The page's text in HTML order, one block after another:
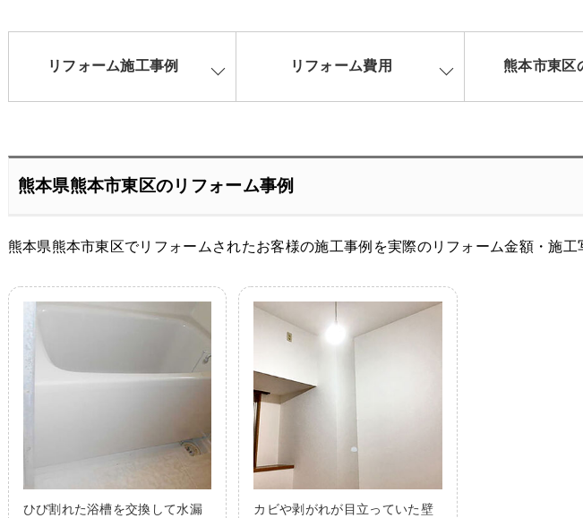
リフォーム施工事例 リフォーム費用 熊本市東区
熊本県熊本市東区のリフォーム事例
熊本県熊本市東区でリフォームされたお客様の施工事例を実際のリフォーム金額・施工
ひび割れた浴槽を交換して水漏
カビや剥がれが目立っていた壁